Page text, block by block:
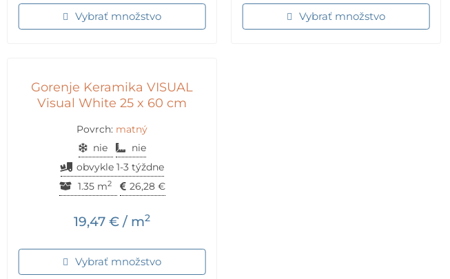
Vybrať množstvo Vybrať množstvo
Gorenje Keramika VISUAL
Visual White 25 x 60 cm
Povrch: matný
nie
nie
obvykle 1-3 týždne
1.35 m2 26,28 €
19,47 € / m2
Vybrať množstvo